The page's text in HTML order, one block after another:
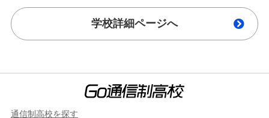
学校詳細ページへ
通信制高校を探す